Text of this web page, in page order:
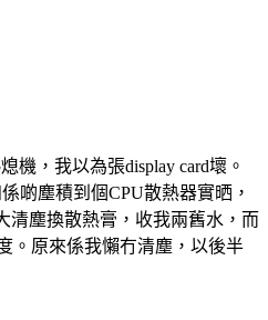
機，我以為張display card壞。
啲塵積到個CPU散熱器實晒，
清塵換散熱膏，收我兩舊水，而
。原來係我懶冇清塵，以後半